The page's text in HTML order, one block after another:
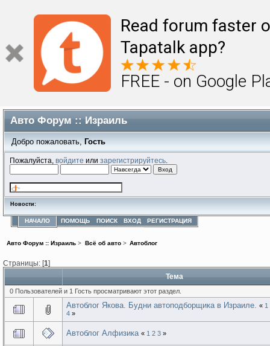
Read forum faster
Tapatalk app?
FREE - on Google
Авто Форум :: Израиль
Добро пожаловать, Гость
Пожалуйста,войдите илизарегистрируйтесь
Новости:
НАЧАЛО ПОМОЩЬ ПОИСК ВХОД РЕГИСТРАЦИЯ
Авто Форум :: Израиль > Всё об авто> Автоблог
Страницы: [1]
Тема
0 Пользователей и 1 Гость просматривают этот раздел.
Автоблог Якова. Будни автоподборщика в Израиле. « 1
4 »
Автоблог Алфизика « 1 2 3 »